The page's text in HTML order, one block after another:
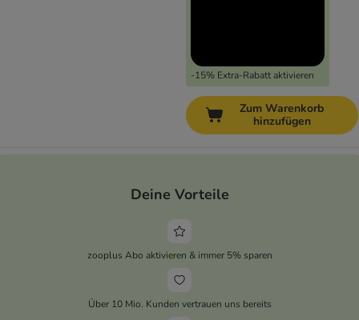
-15% Extra-Rabatt aktivieren
Zum Warenkorb
hinzufügen
Deine Vorteile
zooplus Abo aktivieren & immer 5% sparen
Über 10 Mio. Kunden vertrauen uns bereits